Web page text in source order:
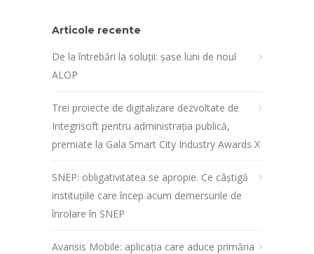
Articole recente
De la întrebări la soluții: șase luni de noul
ALOP
Trei proiecte de digitalizare dezvoltate de
Integrisoft pentru administrația publică,
premiate la Gala Smart City Industry Awards X
SNEP: obligativitatea se apropie. Ce câștigă
instituțiile care încep acum demersurile de
înrolare în SNEP
Avansis Mobile: aplicația care aduce primăria